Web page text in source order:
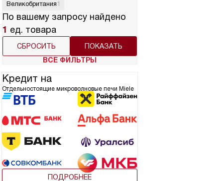
Великобритания1
По вашему запросу найдено
1 ед. товара
СБРОСИТЬ
ВСЕ ФИЛЬТРЫ
Кредит на
Отдельностоящие микроволновые печи Miele
ПОДРОБНЕЕ